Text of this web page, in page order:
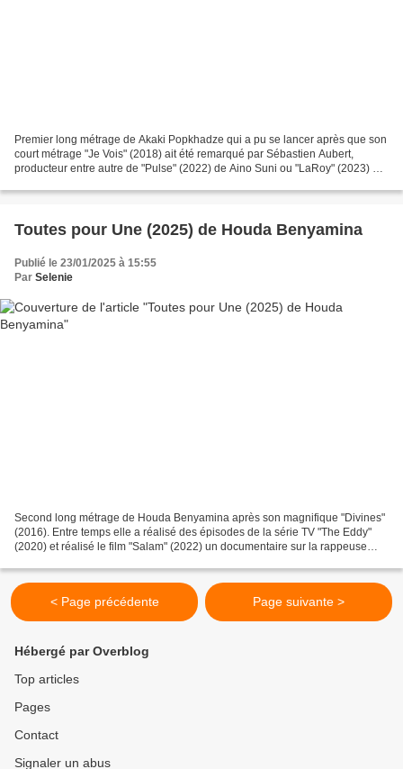
Premier long métrage de Akaki Popkhadze qui a pu se lancer après que son
court métrage "Je Vois" (2018) ait été remarqué par Sébastien Aubert,
producteur entre autre de "Pulse" (2022) de Aino Suni ou "LaRoy" (2023) de
Toutes pour Une (2025) de Houda Benyamina
Publié le 23/01/2025 à 15:55
Par Selenie
Second long métrage de Houda Benyamina après son magnifique "Divines"
(2016). Entre temps elle a réalisé des épisodes de la série TV "The Eddy"
(2020) et réalisé le film "Salam" (2022) un documentaire sur la rappeuse
< Page précédente Page suivante >
Hébergé par Overblog
Top articles
Pages
Contact
Signaler un abus